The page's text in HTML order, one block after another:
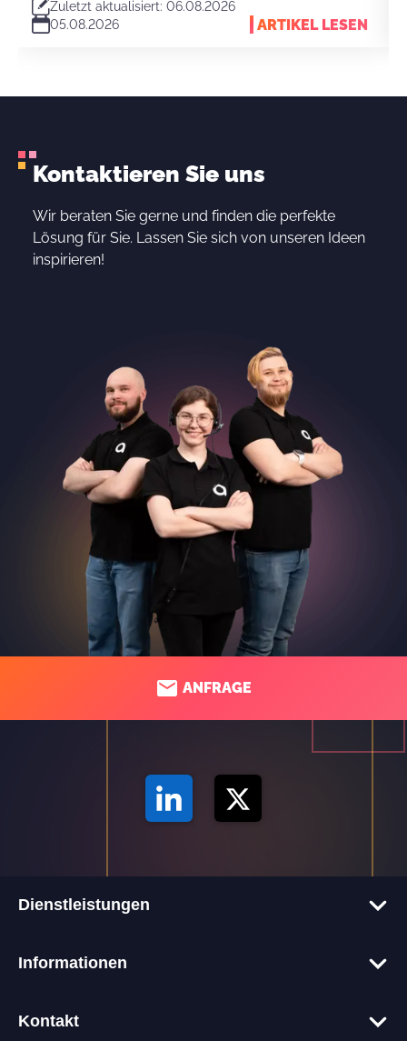
intuitiv bedienen können.
Zuletzt aktualisiert: 06.08.2026
05.08.2026
ARTIKEL LESEN
Kontaktieren Sie uns
Wir beraten Sie gerne und finden die perfekte
Lösung für Sie. Lassen Sie sich von unseren Ideen
inspirieren!
ANFRAGE
Dienstleistungen
Informationen
Kontakt